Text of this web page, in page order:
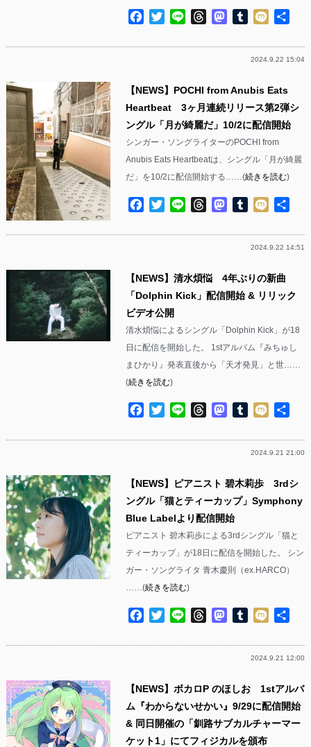
Facebook
TwitterLine ThreadsMastodon
Tumblr
Mixi
2024.9.22 15:04
【NEWS】POCHI from Anubis Eats
Heartbeat 3ヶ月連続リリース第2弾シ
ングル「月が綺麗だ」10/2に配信開始
シンガー・ソングライターのPOCHI from
Anubis Eats Heartbeatは、シングル「月が綺麗
だ」を10/2に配信開始する……(続きを読む)
Facebook
TwitterLine ThreadsMastodon
Tumblr
Mixi
2024.9.22 14:51
【NEWS】清水煩悩 4年ぶりの新曲
「Dolphin Kick」配信開始 & リリック
ビデオ公開
清水煩悩によるシングル「Dolphin Kick」が18
日に配信を開始した。 1stアルバム『みちゅし
まひかり』発表直後から「天才発見」と世……
(続きを読む)
Facebook
TwitterLine ThreadsMastodon
Tumblr
Mixi
2024.9.21 21:00
【NEWS】ピアニスト 碧木莉歩 3rdシ
ングル「猫とティーカップ」Symphony
Blue Labelより配信開始
ピアニスト 碧木莉歩による3rdシングル「猫と
ティーカップ」が18日に配信を開始した。 シン
ガー・ソングライタ 青木慶則（ex.HARCO）
……(続きを読む)
Facebook
TwitterLine ThreadsMastodon
Tumblr
Mixi
2024.9.21 12:00
【NEWS】ボカロP のほしお 1stアルバ
ム『わからないせかい』9/29に配信開始
& 同日開催の「釧路サブカルチャーマー
ケット1」にてフィジカルを頒布